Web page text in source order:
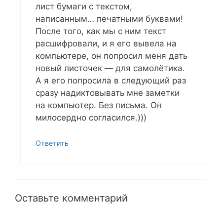
лист бумаги с текстом,
написанным… печатными буквами!
После того, как мы с ним текст
расшифровали, и я его вывела на
компьютере, он попросил меня дать
новый листочек — для самолётика.
А я его попросила в следующий раз
сразу надиктовывать мне заметки
на компьютер. Без письма. Он
милосердно согласился.)))
Ответить
Оставьте комментарий